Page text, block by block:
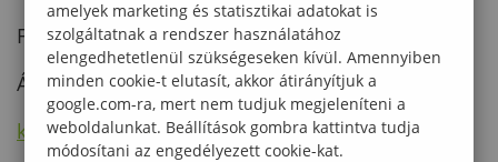
Fax: (+36 54) 514-110
Állomásigazgató: dr. Keserű Zsolt
keseru.zsolt@uni-sopron.hu
amelyek marketing és statisztikai adatokat is
szolgáltatnak a rendszer használatához
elengedhetetlenül szükségeseken kívül. Amennyiben
minden cookie-t elutasít, akkor átirányítjuk a
google.com-ra, mert nem tudjuk megjeleníteni a
weboldalunkat. Beállítások gombra kattintva tudja
módosítani az engedélyezett cookie-kat.